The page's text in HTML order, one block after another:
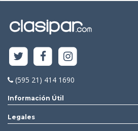
(595 21) 414 1690
Información Útil
Legales